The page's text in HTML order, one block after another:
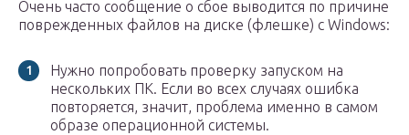
Очень часто сообщение о сбое выводится по причине
поврежденных файлов на диске (флешке) с Windows:
Нужно попробовать проверку запуском на
нескольких ПК. Если во всех случаях ошибка
повторяется, значит, проблема именно в самом
образе операционной системы.